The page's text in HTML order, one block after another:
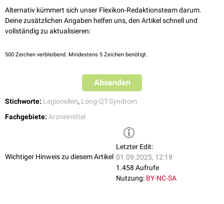
Alternativ kümmert sich unser Flexikon-Redaktionsteam darum.
Deine zusätzlichen Angaben helfen uns, den Artikel schnell und
vollständig zu aktualisieren:
500 Zeichen verbleibend. Mindestens 5 Zeichen benötigt.
Absenden
Stichworte: Legionellen, Long-QT-Syndrom
Fachgebiete: Arzneimittel
Wichtiger Hinweis zu diesem Artikel
Letzter Edit:
01.09.2025, 12:19
1.458 Aufrufe
Nutzung: BY-NC-SA